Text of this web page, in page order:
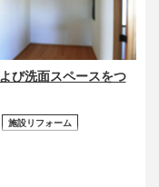
び洗面スペースをつ
施設リフォーム